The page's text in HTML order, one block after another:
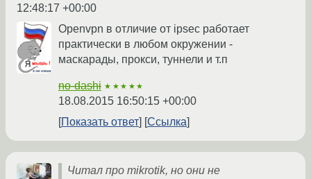
12:48:17 +00:00
Openvpn в отличие от ipsec работает
практически в любом окружении -
маскарады, прокси, туннели и т.п
no-dashi ★★★★★
18.08.2015 16:50:15 +00:00
Показать ответ
Ссылка
Читал про mikrotik, но они не